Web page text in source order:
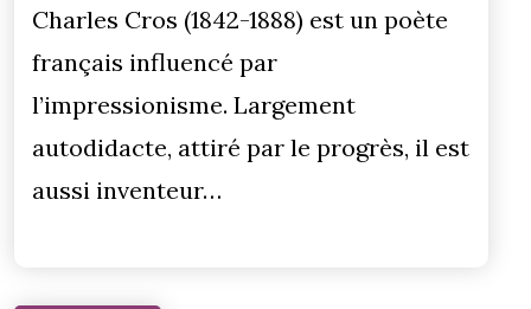
Charles Cros (1842-1888) est un poète
français influencé par
l’impressionisme. Largement
autodidacte, attiré par le progrès, il est
aussi inventeur…